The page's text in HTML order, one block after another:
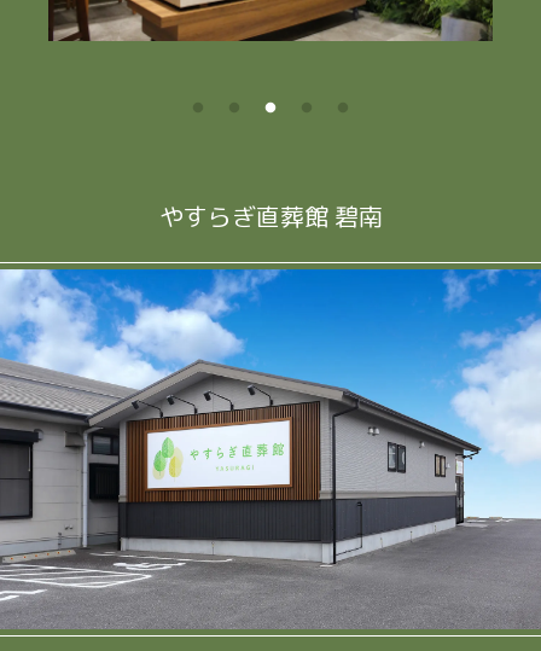
やすらぎ直葬館 碧南